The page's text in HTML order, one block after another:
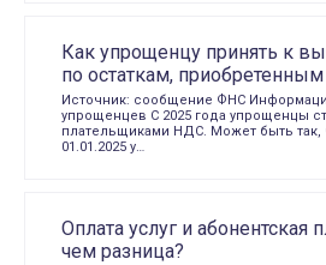
Как упрощенцу принять к
по остаткам,
Источник: сообщение ФНС
упрощенцев С 2025 года упрощенцы
плательщиками НДС. Может быть так,
01.01.2025 у…
Оплата услуг и абонентская
чем разница?